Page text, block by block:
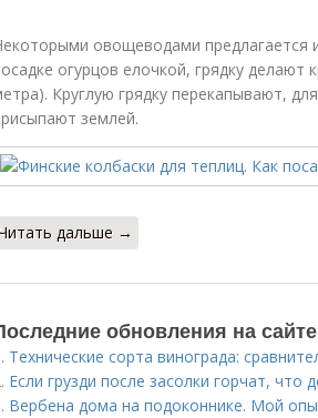
овощеводами предлагается
огурцов елочкой, грядку
Круглую грядку перекапывают,
землей.
дальше →
обновления на
Технические сорта винограда:
Если грузди после засолки горчат, что
Вербена дома на подоконнике. Мой